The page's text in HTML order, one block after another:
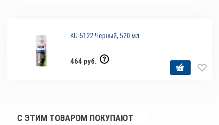
KU-5122 Черный, 520 мл
464 руб.
С ЭТИМ ТОВАРОМ ПОКУПАЮТ